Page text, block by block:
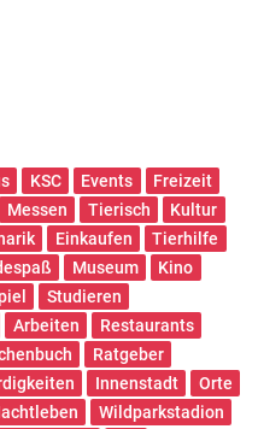
KSC Events
Freizeit
Messen Tierisch
Kultur
Einkaufen
Tierhilfe
Museum
Kino
Studieren
Arbeiten
Restaurants
Ratgeber
Innenstadt
Orte
Wildparkstadion